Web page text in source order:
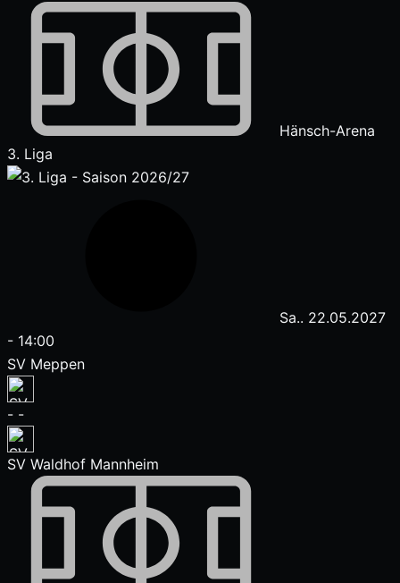
Hänsch-Arena
3. Liga
Sa.. 22.05.2027
- 14:00
SV Meppen
- -
SV Waldhof Mannheim